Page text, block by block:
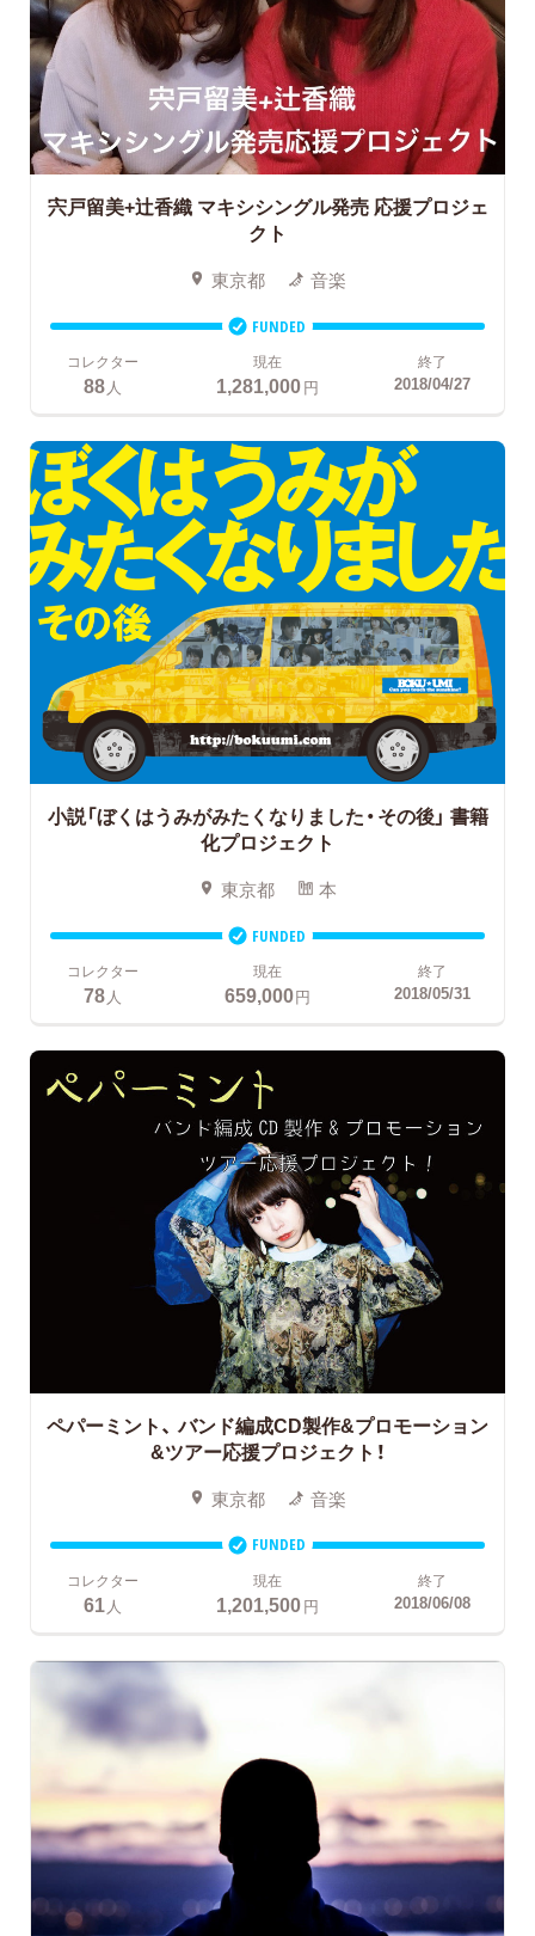
宍戸留美+辻香織マキシシングル発売 応援プロジェ
クト
東京都 音楽
FUNDED
コレクター
88人
現在
1,281,000円
終了
2018/04/27
小説「ぼくはうみがみたくなりました・その後」 書籍
化プロジェクト
東京都 本
FUNDED
コレクター
78人
現在
659,000円
終了
2018/05/31
ペパーミント、 バンド編成CD製作&プロモーション
&ツアー応援プロジェクト！
東京都 音楽
FUNDED
コレクター
61 人
現在
1,201,500円
終了
2018/06/08